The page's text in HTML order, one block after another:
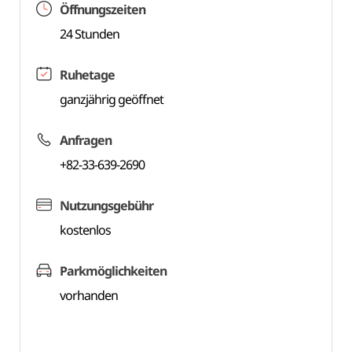
Öffnungszeiten
24 Stunden
Ruhetage
ganzjährig geöffnet
Anfragen
+82-33-639-2690
Nutzungsgebühr
kostenlos
Parkmöglichkeiten
vorhanden